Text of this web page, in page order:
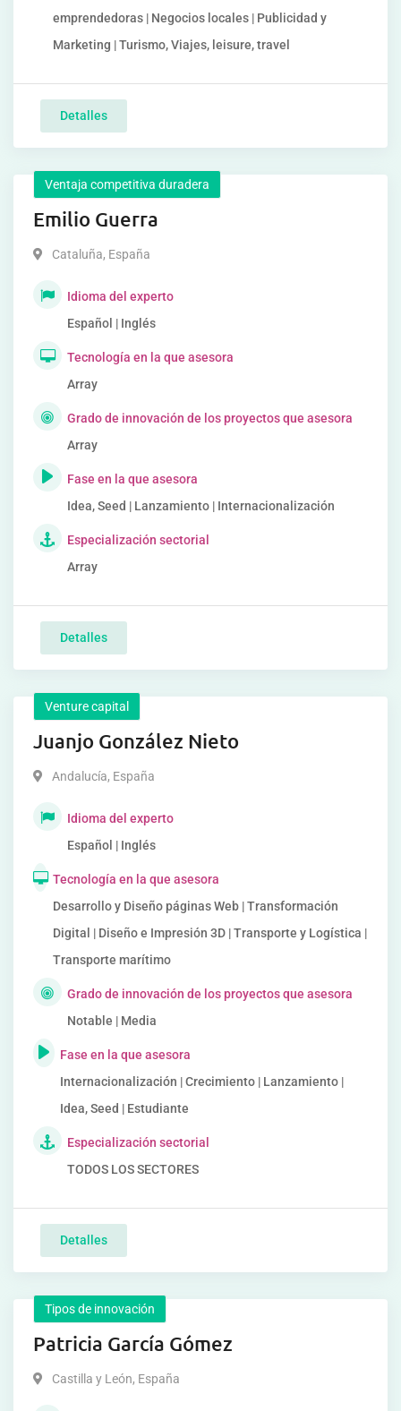
emprendedoras | Negocios locales | Publicidad y
Marketing | Turismo, Viajes, leisure, travel
Detalles
Ventaja competitiva duradera
Emilio Guerra
Cataluña, España
Idioma del experto
Español | Inglés
Tecnología en la que asesora
Array
Grado de innovación de los proyectos que asesora
Array
Fase en la que asesora
Idea, Seed | Lanzamiento | Internacionalización
Especialización sectorial
Array
Detalles
Venture capital
Juanjo González Nieto
Andalucía, España
Idioma del experto
Español | Inglés
Tecnología en la que asesora
Desarrollo y Diseño páginas Web | Transformación
Digital | Diseño e Impresión 3D | Transporte y Logística |
Transporte marítimo
Grado de innovación de los proyectos que asesora
Notable | Media
Fase en la que asesora
Internacionalización | Crecimiento | Lanzamiento |
Idea, Seed | Estudiante
Especialización sectorial
TODOS LOS SECTORES
Detalles
Tipos de innovación
Patricia García Gómez
Castilla y León, España